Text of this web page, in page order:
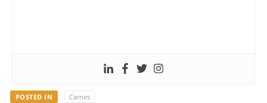
POSTED IN Carnes